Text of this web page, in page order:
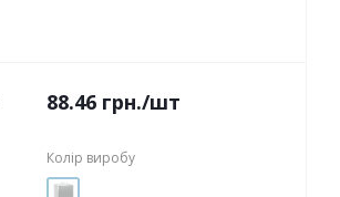
88.46 грн./шт
Колір виробу